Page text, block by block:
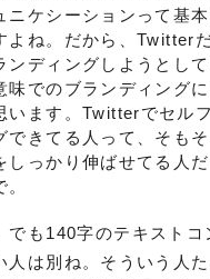
ニケシーションって基
よね。だから、Twitter
ンディングしようとし
味でのブランディング
います。Twitterでセル
できてる人って、そも
しっかり伸ばせてる人
。
でも140字のテキストコ
人は別ね。そういう人